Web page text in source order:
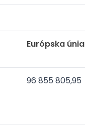
Európska únia
96 855 805,95